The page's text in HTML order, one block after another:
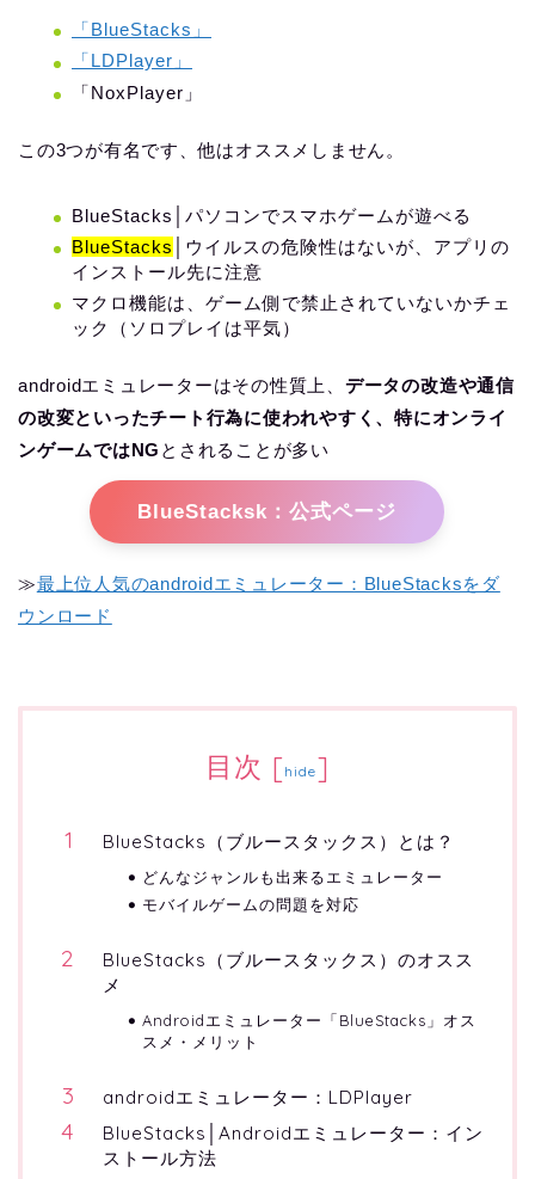
「BlueStacks」
「LDPlayer」
「NoxPlayer」
この3つが有名です、他はオススメしません。
BlueStacks│パソコンでスマホゲームが遊べる
BlueStacks
│ウイルスの危険性はないが、アプリの
インストール先に注意
マクロ機能は、ゲーム側で禁止されていないかチェ
ック（ソロプレイは平気）
androidエミュレーターはその性質上、 データの改造や通信
の改変といったチート行為に使われやすく、特にオンライ
ンゲームではNG とされることが多い
BlueStacksk：公式ページ
≫最上位人気のandroidエミュレーター：BlueStacksをダ
ウンロード
目次 [hide]
BlueStacks（ブルースタックス）とは？
どんなジャンルも出来るエミュレーター
モバイルゲームの問題を対応
BlueStacks（ブルースタックス）のオスス
メ
Androidエミュレーター「BlueStacks」オス
スメ・メリット
androidエミュレーター：LDPlayer
BlueStacks│Androidエミュレーター：イン
ストール方法